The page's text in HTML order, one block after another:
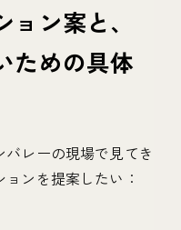
ン案と、
ための具体
バレーの現場で見てき
ンを提案したい：